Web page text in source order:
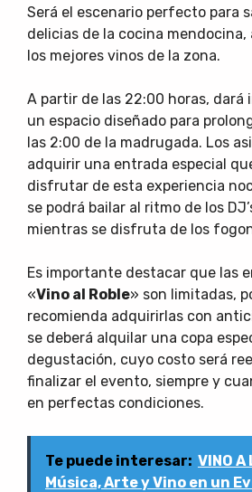
Será el escenario perfecto para
delicias de la cocina mendocina,
los mejores vinos de la zona.
A partir de las 22:00 horas, dará
un espacio diseñado para
las 2:00 de la madrugada. Los
adquirir una entrada especial
disfrutar de esta experiencia
se podrá bailar al ritmo de los
mientras se disfruta de los
Es importante destacar que las
«Vino al Roble» son limitadas,
recomienda adquirirlas con
se deberá alquilar una copa
degustación, cuyo costo será
finalizar el evento, siempre y
en perfectas condiciones.
Te puede interesar: VINO A
Música, Arte y Vino en un